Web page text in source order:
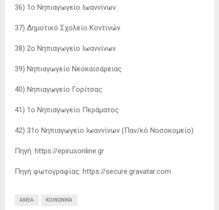
36) 1ο Νηπιαγωγείο Ιωαννίνων
37) Δημοτικό Σχολείο Κοντινών
38) 2ο Νηπιαγωγείο Ιωαννίνων
39) Νηπιαγωγείο Νεοκαισάρειας
40) Νηπιαγωγείο Γορίτσας
41) 1ο Νηπιαγωγείο Περάματος
42) 31ο Νηπιαγωγείο Ιωαννίνων (Παν/κό Νοσοκομείο)
Πηγή: https://epirusonline.gr
Πηγή φωτογραφίας: https://secure.gravatar.com
ΑΜΕΑ ΚΟΙΝΩΝΙΚΆ